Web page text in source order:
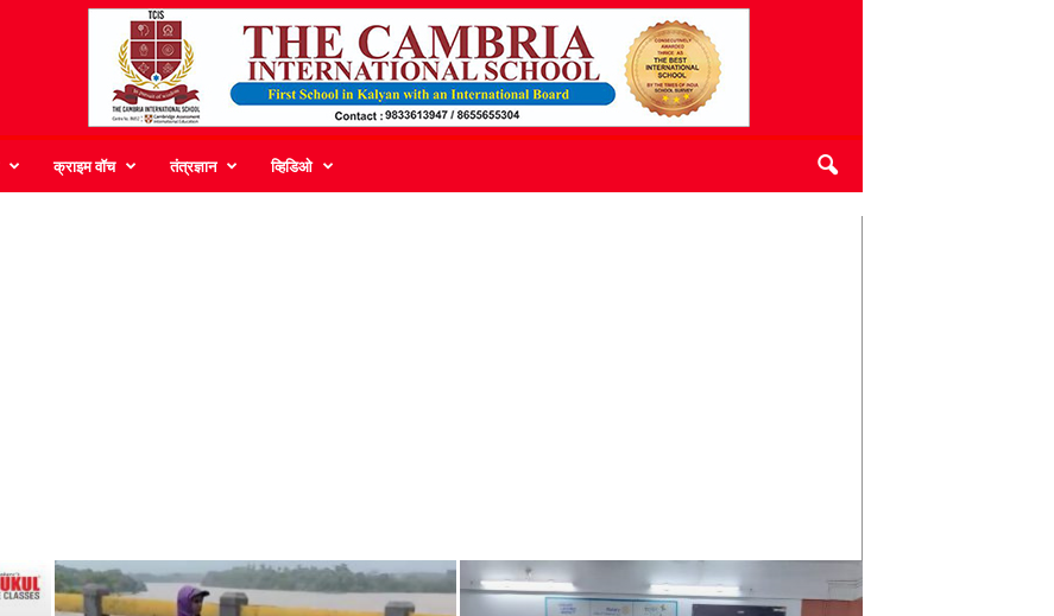
क्राइम वॉच तंत्रज्ञान व्हिडिओ